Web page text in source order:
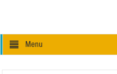
Menu